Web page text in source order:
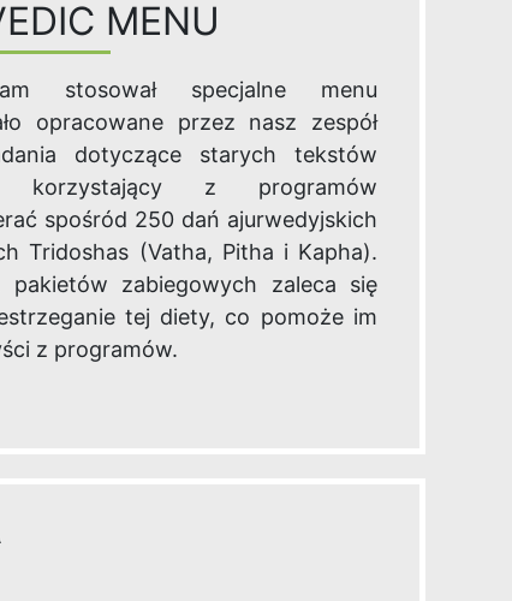
MENU
stosował specjalne menu
opracowane przez nasz zespół
dotyczące starych tekstów
korzystający z programów
spośród 250 dań ajurwedyjskich
Tridoshas (Vatha, Pitha i Kapha).
pakietów zabiegowych zaleca się
tej diety, co pomoże im
z programów.